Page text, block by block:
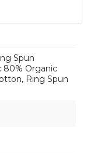
Spun
80% Organic
Ring Spun